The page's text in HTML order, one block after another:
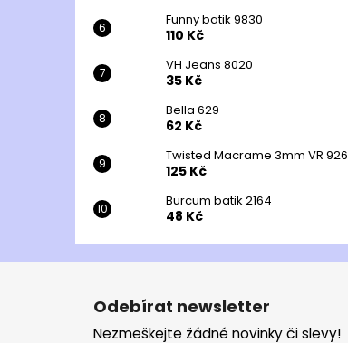
Funny batik 9830
110 Kč
VH Jeans 8020
35 Kč
Bella 629
62 Kč
Twisted Macrame 3mm VR 926
125 Kč
Burcum batik 2164
48 Kč
Z
Odebírat newsletter
Nezmeškejte žádné novinky či slevy!